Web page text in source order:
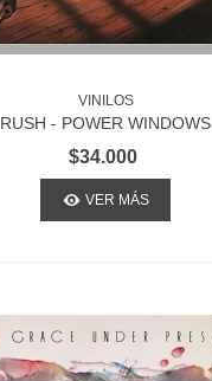
VINILOS
RUSH - POWER WINDOWS
$34.000
VER MÁS